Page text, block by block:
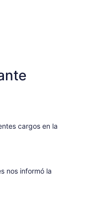
cargos en la
nos informó la